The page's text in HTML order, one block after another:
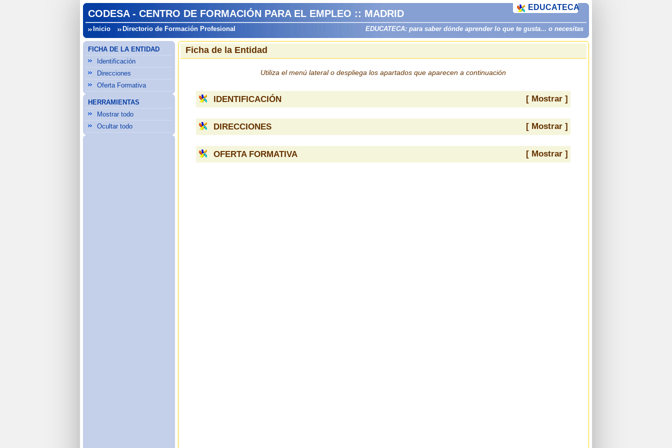
CODESA - CENTRO DE FORMACIÓN PARA EL EMPLEO :: MADRID
Inicio Directorio de Formación Profesional EDUCATECA: para saber dónde aprender lo que te gusta... o necesitas
EDUCATECA
FICHA DE LA ENTIDAD
Identificación
Direcciones
Oferta Formativa
HERRAMIENTAS
Mostrar todo
Ocultar todo
Ficha de la Entidad
Utiliza el menú lateral o despliega los apartados que aparecen a continuación
IDENTIFICACIÓN [ Mostrar ]
DIRECCIONES [ Mostrar ]
OFERTA FORMATIVA [ Mostrar ]